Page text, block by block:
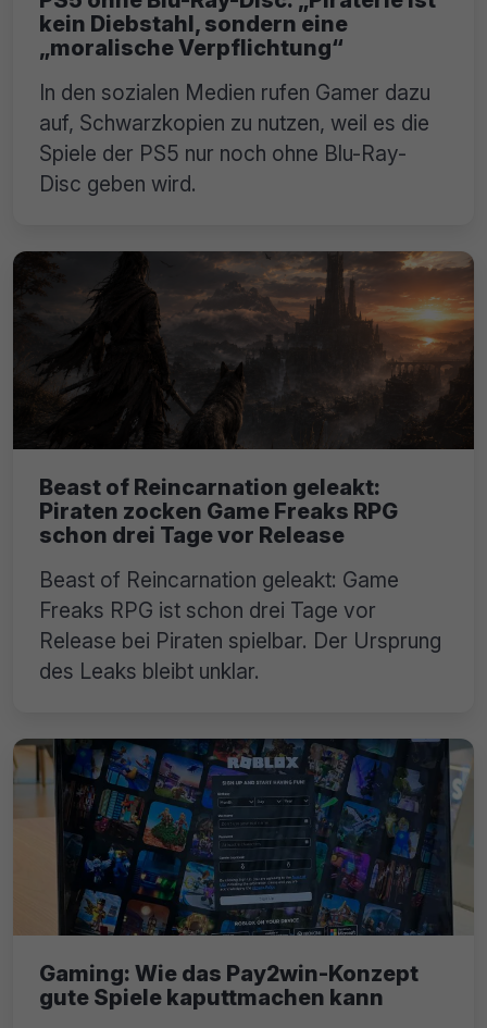
kein Diebstahl, sondern eine
„moralische Verpflichtung“
In den sozialen Medien rufen Gamer dazu
auf, Schwarzkopien zu nutzen, weil es die
Spiele der PS5 nur noch ohne Blu-Ray-
Disc geben wird.
Beast of Reincarnation geleakt:
Piraten zocken Game Freaks RPG
schon drei Tage vor Release
Beast of Reincarnation geleakt: Game
Freaks RPG ist schon drei Tage vor
Release bei Piraten spielbar. Der Ursprung
des Leaks bleibt unklar.
Gaming: Wie das Pay2win-Konzept
gute Spiele kaputtmachen kann